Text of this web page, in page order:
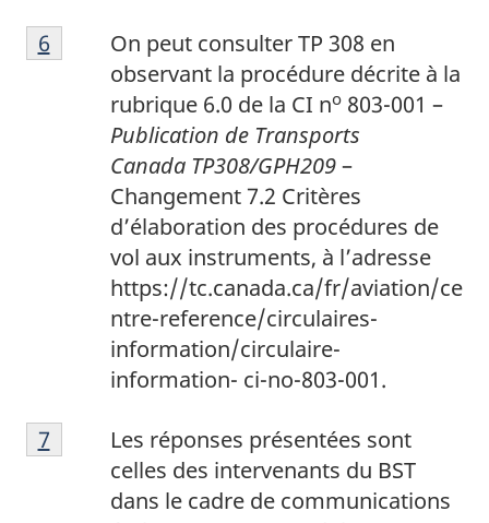
6
On peut consulter TP 308 en
observant la procédure décrite à la
rubrique 6.0 de la CI no 803-001 –
Publication de Transports
Canada TP308/GPH209–
Changement 7.2 Critères
d’élaboration des procédures de
vol aux instruments, à l’adresse
https://tc.canada.ca/fr/aviation/ce
ntre-reference/circulaires-
information/circulaire-
information- ci-no-803-001.
Return to footnote
6 referrer
7
Les réponses présentées sont
celles des intervenants du BST
dans le cadre de communications
Return to footnote
7 referrer